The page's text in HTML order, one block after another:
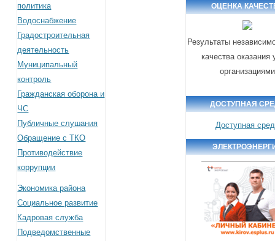
политика
Водоснабжение
Градостроительная
деятельность
Муниципальный
контроль
Гражданская оборона и
ЧС
Публичные слушания
Обращение с ТКО
Противодействие
коррупции
Экономика района
Социальное развитие
Кадровая служба
Подведомственные
ОЦЕНКА
Результаты
качества оказания
организациями
ДОСТУПНАЯ
Доступная